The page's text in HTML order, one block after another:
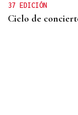
37 EDICIÓN
Ciclo de